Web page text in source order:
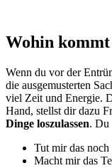
Wohin
Wenn du vor der
die ausgemusterten
viel Zeit und Energie.
Hand, stellst dir dazu
Dinge loszulassen. Du
Tut mir das noch
Macht mir das